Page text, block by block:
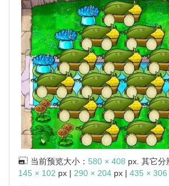
当前预览大小： 580 × 408 px. 其它分
145 × 102 px | 290 × 204 px | 435 × 306